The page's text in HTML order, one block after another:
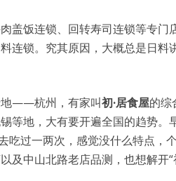
密码
盖饭连锁、回转寿司连锁等专
连锁。究其原因，大概总是日
地——杭州，有家叫初·居食屋的综
等地，大有要开遍全国的趋势
吃过一两次，感觉没什么特点
及中山北路老店品测，也想解开